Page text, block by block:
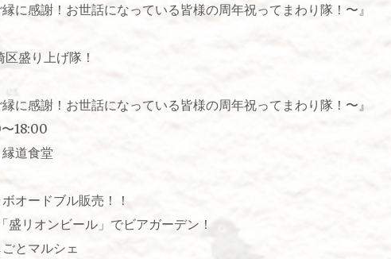
に感謝！お世話になっている皆様の周年祝ってまわり隊！〜』
盛り上げ隊！
に感謝！お世話になっている皆様の周年祝ってまわり隊！〜』
18:00
道食堂
オードブル販売！！
「盛リオンビール」でビアガーデン！
とマルシェ